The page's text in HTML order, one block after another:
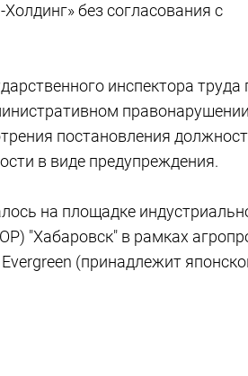
без согласования с
инспектора труда
постановления
в виде предупреждения.
на площадке
"Хабаровск" в рамках
(принадлежит